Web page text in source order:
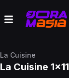
La Cuisine
La Cuisine 1x11